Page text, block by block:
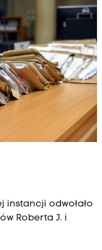
instancji odwołało
Roberta J. i